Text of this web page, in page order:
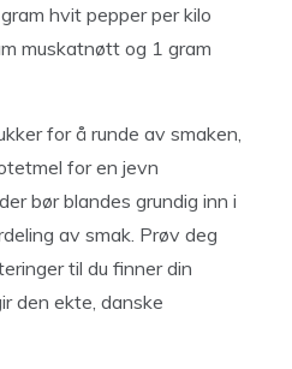
hvit pepper per kilo
muskatnøtt og 1 gram
for å runde av smaken,
for en jevn
bør blandes grundig inn i
av smak. Prøv deg
til du finner din
den ekte, danske